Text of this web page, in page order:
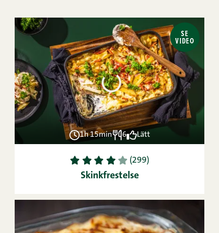
SE
VIDEO
1h 15min 6 Lätt
1 2 3 4 5 (299)
Skinkfrestelse